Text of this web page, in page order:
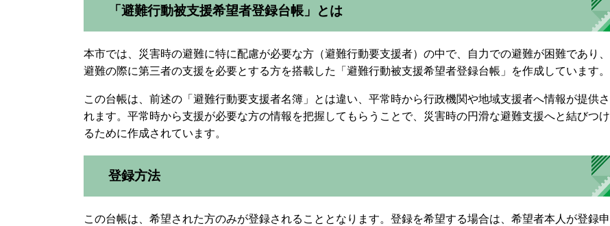
「避難行動被支援希望者登録台帳」とは
本市では、災害時の避難に特に配慮が必要な方（避難行動要支援者）の中で、自力での避難が困難であり、
避難の際に第三者の支援を必要とする方を搭載した「避難行動被支援希望者登録台帳」を作成しています。
この台帳は、前述の「避難行動要支援者名簿」とは違い、平常時から行政機関や地域支援者へ情報が提供さ
れます。平常時から支援が必要な方の情報を把握してもらうことで、災害時の円滑な避難支援へと結びつけ
るために作成されています。
登録方法
この台帳は、希望された方のみが登録されることとなります。登録を希望する場合は、希望者本人が登録申